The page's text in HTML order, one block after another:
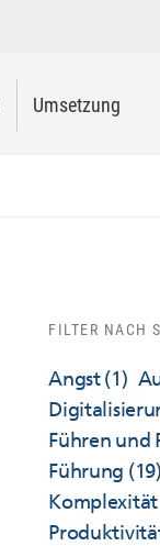
Umsetzung
FILTER NACH
Angst(1)
Führen und
Führung (19)
Komplexität